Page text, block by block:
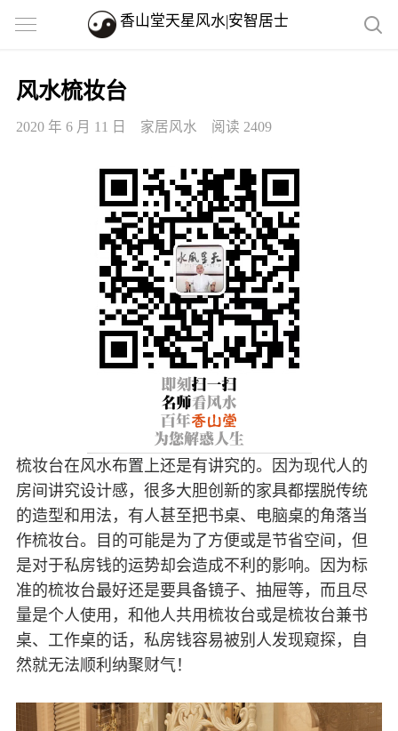
香山堂天星风水|安智居士
风水梳妆台
2020 年 6 月 11 日 家居风水 阅读 2409
梳妆台在风水布置上还是有讲究的。因为现代人的
房间讲究设计感，很多大胆创新的家具都摆脱传统
的造型和用法，有人甚至把书桌、电脑桌的角落当
作梳妆台。目的可能是为了方便或是节省空间，但
是对于私房钱的运势却会造成不利的影响。因为标
准的梳妆台最好还是要具备镜子、抽屉等，而且尽
量是个人使用，和他人共用梳妆台或是梳妆台兼书
桌、工作桌的话，私房钱容易被别人发现窥探，自
然就无法顺利纳聚财气！